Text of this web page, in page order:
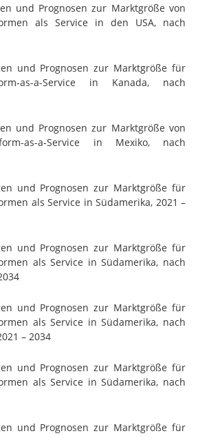
und Prognosen zur Marktgröße von
als Service in den USA, nach
und Prognosen zur Marktgröße für
as-a-Service in Kanada, nach
und Prognosen zur Marktgröße von
as-a-Service in Mexiko, nach
und Prognosen zur Marktgröße für
als Service in Südamerika, 2021 –
und Prognosen zur Marktgröße für
als Service in Südamerika, nach
und Prognosen zur Marktgröße für
als Service in Südamerika, nach
– 2034
und Prognosen zur Marktgröße für
als Service in Südamerika, nach
und Prognosen zur Marktgröße für